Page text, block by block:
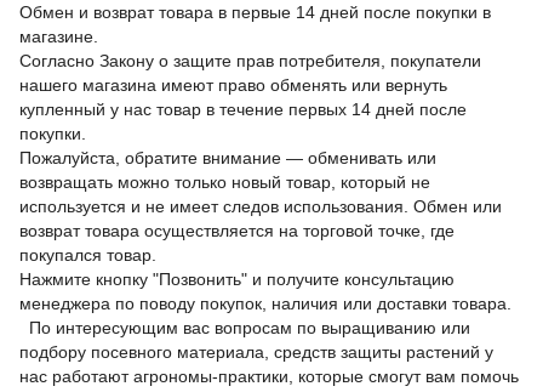
Обмен и возврат товара в первые 14 дней после покупки в
магазине.
Согласно Закону о защите прав потребителя, покупатели
нашего магазина имеют право обменять или вернуть
купленный у нас товар в течение первых 14 дней после
покупки.
Пожалуйста, обратите внимание — обменивать или
возвращать можно только новый товар, который не
используется и не имеет следов использования. Обмен или
возврат товара осуществляется на торговой точке, где
покупался товар.
Нажмите кнопку "Позвонить" и получите консультацию
менеджера по поводу покупок, наличия или доставки товара.
По интересующим вас вопросам по выращиванию или
подбору посевного материала, средств защиты растений у
нас работают агрономы-практики, которые смогут вам помочь